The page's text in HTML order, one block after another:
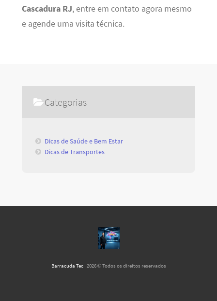
Cascadura RJ, entre em contato agora mesmo
e agende uma visita técnica.
Categorias
Dicas de Saúde e Bem Estar
Dicas de Transportes
Barracuda Tec· 2026 © Todos os direitos reservados